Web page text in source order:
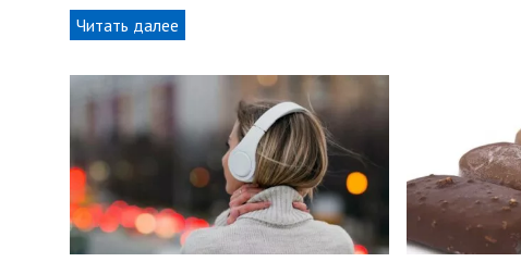
Читать далее